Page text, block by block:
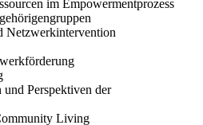
im Empowermentprozess
Netzwerkintervention
Perspektiven der
Living